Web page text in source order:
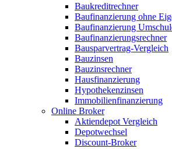
Baukreditrechner
Baufinanzierung ohne
Baufinanzierung
Baufinanzierungsrechner
Bausparvertrag-Vergleich
Bauzinsen
Bauzinsrechner
Hausfinanzierung
Hypothekenzinsen
Immobilienfinanzierung
Online Broker
Aktiendepot Vergleich
Depotwechsel
Discount-Broker